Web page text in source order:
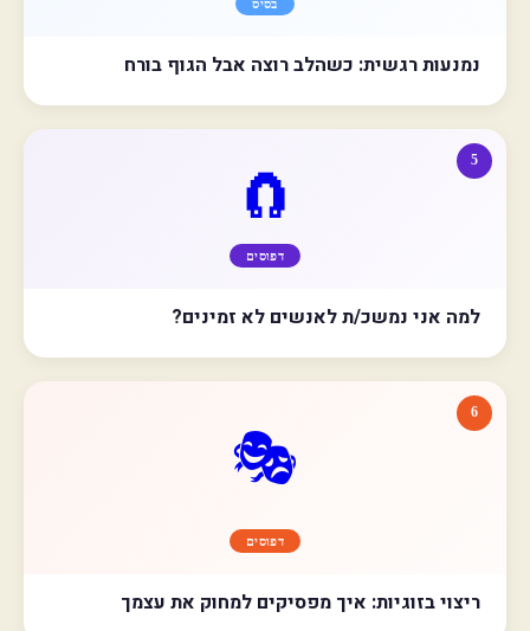
בסיס
נמנעות רגשית: כשהלב רוצה אבל הגוף בורח
5
🧲
דפוסים
למה אני נמשכ/ת לאנשים לא זמינים?
6
🎭
דפוסים
ריצוי בזוגיות: איך מפסיקים למחוק את עצמך